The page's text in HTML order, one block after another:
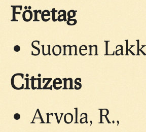
Företag
Suomen
Citizens
Arvola, R.,